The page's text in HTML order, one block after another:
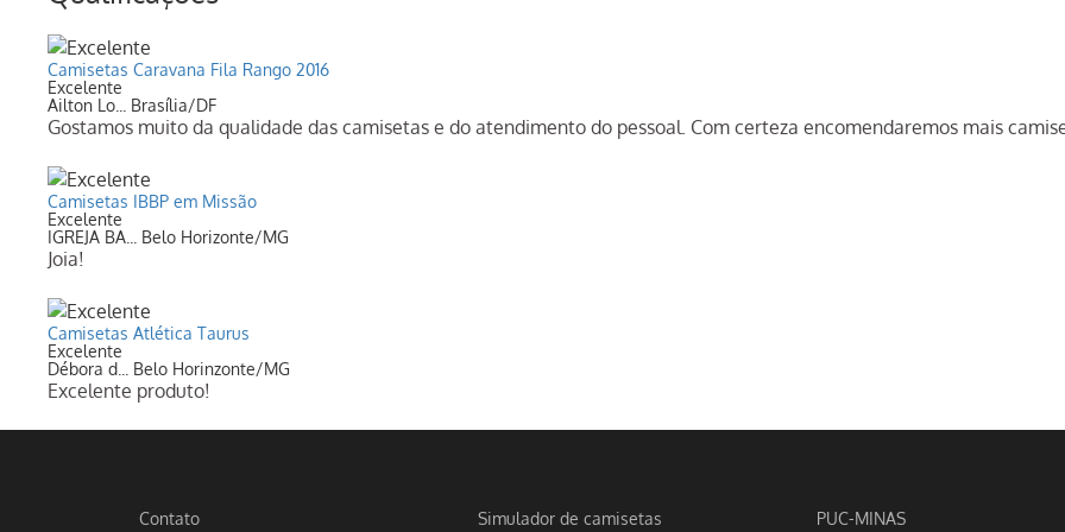
Camisetas Caravana Fila Rango 2016
Excelente
Ailton Lo... Brasília/DF
Gostamos muito da qualidade das camisetas e do atendimento do pessoal. Com certeza encomendaremos mais
Camisetas IBBP em Missão
Excelente
IGREJA BA... Belo Horizonte/MG
Joia!
Camisetas Atlética Taurus
Excelente
Débora d... Belo Horinzonte/MG
Excelente produto!
Contato Simulador de camisetas PUC-MINAS